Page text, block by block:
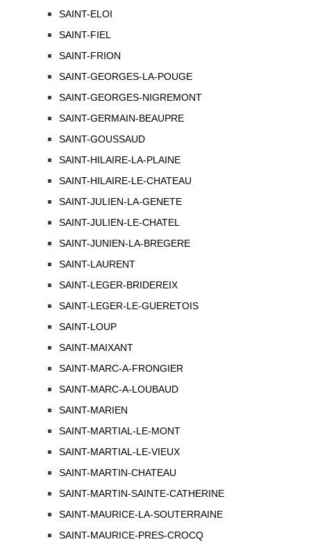
SAINT-ELOI
SAINT-FIEL
SAINT-FRION
SAINT-GEORGES-LA-POUGE
SAINT-GEORGES-NIGREMONT
SAINT-GERMAIN-BEAUPRE
SAINT-GOUSSAUD
SAINT-HILAIRE-LA-PLAINE
SAINT-HILAIRE-LE-CHATEAU
SAINT-JULIEN-LA-GENETE
SAINT-JULIEN-LE-CHATEL
SAINT-JUNIEN-LA-BREGERE
SAINT-LAURENT
SAINT-LEGER-BRIDEREIX
SAINT-LEGER-LE-GUERETOIS
SAINT-LOUP
SAINT-MAIXANT
SAINT-MARC-A-FRONGIER
SAINT-MARC-A-LOUBAUD
SAINT-MARIEN
SAINT-MARTIAL-LE-MONT
SAINT-MARTIAL-LE-VIEUX
SAINT-MARTIN-CHATEAU
SAINT-MARTIN-SAINTE-CATHERINE
SAINT-MAURICE-LA-SOUTERRAINE
SAINT-MAURICE-PRES-CROCQ